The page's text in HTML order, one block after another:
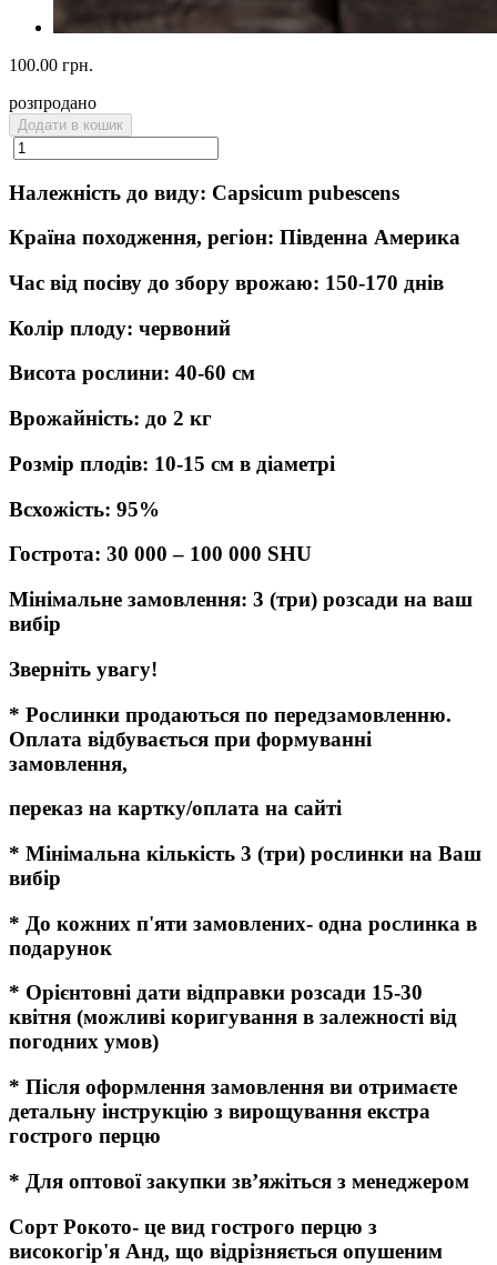
100.00 грн.
розпродано
Додати в кошик
Належність до виду: Capsicum pubescens
Країна походження, регіон: Південна Америка
Час від посіву до збору врожаю: 150-170 днів
Колір плоду: червоний
Висота рослини: 40-60 см
Врожайність: до 2 кг
Розмір плодів: 10-15 см в діаметрі
Всхожість: 95%
Гострота: 30 000 – 100 000 SHU
Мінімальне замовлення: 3 (три) розсади на ваш
вибір
Зверніть увагу!
* Рослинки продаються по передзамовленню.
Оплата відбувається при формуванні
замовлення,
переказ на картку/оплата на сайті
* Мінімальна кількість 3 (три) рослинки на Ваш
вибір
* До кожних п'яти замовлених- одна рослинка в
подарунок
* Орієнтовні дати відправки розсади 15-30
квітня (можливі коригування в залежності від
погодних умов)
* Після оформлення замовлення ви отримаєте
детальну інструкцію з вирощування екстра
гострого перцю
* Для оптової закупки зв’яжіться з менеджером
Сорт Рокото- це вид гострого перцю з
високогір'я Анд, що відрізняється опушеним